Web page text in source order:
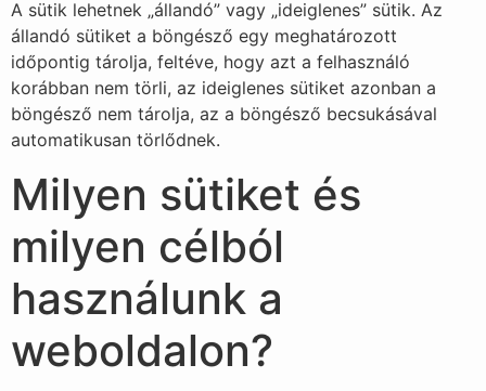
A sütik lehetnek „állandó” vagy „ideiglenes” sütik. Az
állandó sütiket a böngésző egy meghatározott
időpontig tárolja, feltéve, hogy azt a felhasználó
korábban nem törli, az ideiglenes sütiket azonban a
böngésző nem tárolja, az a böngésző becsukásával
automatikusan törlődnek.
Milyen sütiket és
milyen célból
használunk a
weboldalon?